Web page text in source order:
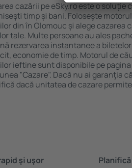
cazării pe eSky.ro este o soluție
timp și bani. Foloseşte
din în Olomouc și alege cazarea
tale. Multe persoane au ales
rezervarea instantanee a
economie de timp. Motorul de
ieftine sunt disponibile pe pagina
"Cazare". Dacă nu ai garanţia
dacă unitatea de cazare
şi uşor